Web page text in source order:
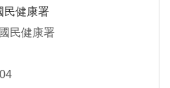
民健康署
民健康署